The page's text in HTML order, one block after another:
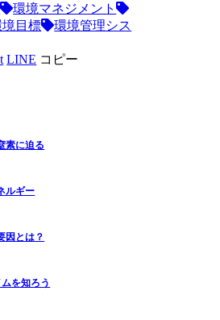
環境マネジメント
境目標
環境管理シス
LINE コピー
素に迫る
ルギー
因とは？
を知ろう